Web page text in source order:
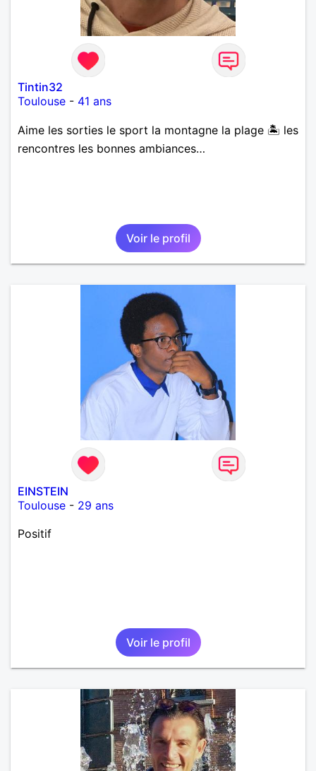
Tintin32
Toulouse - 41 ans
Aime les sorties le sport la montagne la plage 🏝️ les
rencontres les bonnes ambiances…
Voir le profil
EINSTEIN
Toulouse - 29 ans
Positif
Voir le profil